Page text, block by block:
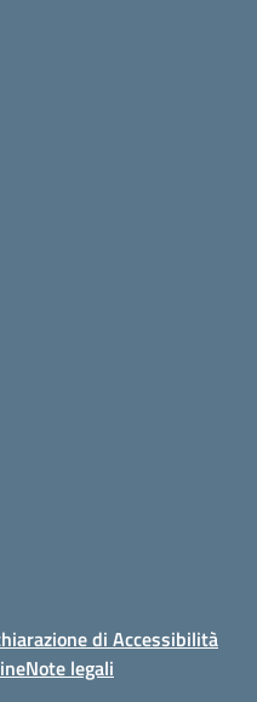
di Accessibilità
Note legali